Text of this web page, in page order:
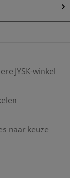
JYSK-winkel
naar keuze